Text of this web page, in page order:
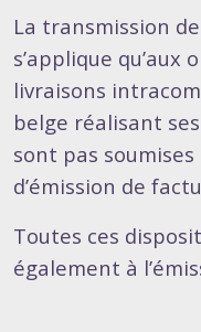
La transmission
s’applique
livraisons
belge réalisant
sont pas
d’émission de
Toutes ces
également à